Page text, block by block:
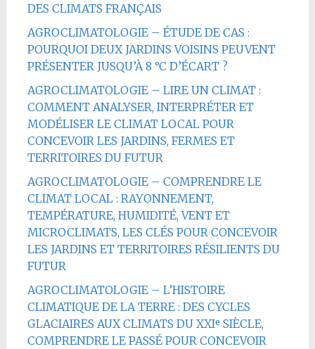
DES CLIMATS FRANÇAIS
AGROCLIMATOLOGIE – ÉTUDE DE CAS :
POURQUOI DEUX JARDINS VOISINS PEUVENT
PRÉSENTER JUSQU’À 8 °C D’ÉCART ?
AGROCLIMATOLOGIE – LIRE UN CLIMAT :
COMMENT ANALYSER, INTERPRÉTER ET
MODÉLISER LE CLIMAT LOCAL POUR
CONCEVOIR LES JARDINS, FERMES ET
TERRITOIRES DU FUTUR
AGROCLIMATOLOGIE – COMPRENDRE LE
CLIMAT LOCAL : RAYONNEMENT,
TEMPÉRATURE, HUMIDITÉ, VENT ET
MICROCLIMATS, LES CLÉS POUR CONCEVOIR
LES JARDINS ET TERRITOIRES RÉSILIENTS DU
FUTUR
AGROCLIMATOLOGIE – L’HISTOIRE
CLIMATIQUE DE LA TERRE : DES CYCLES
GLACIAIRES AUX CLIMATS DU XXIᵉ SIÈCLE,
COMPRENDRE LE PASSÉ POUR CONCEVOIR